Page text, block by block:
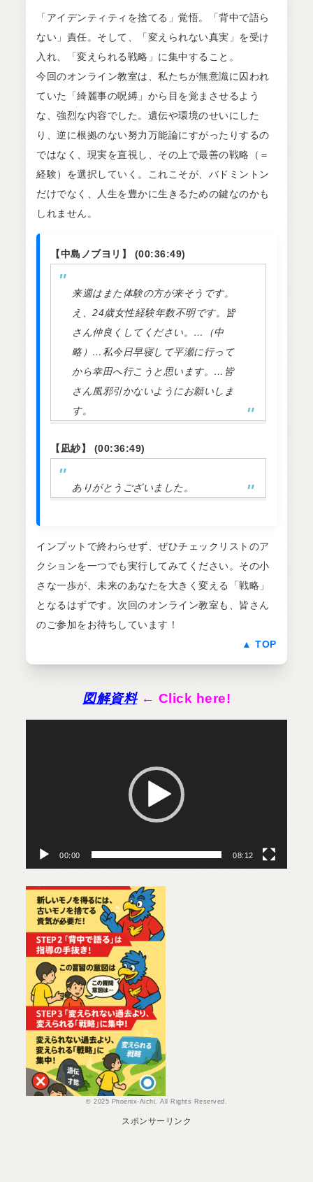
「アイデンティティを捨てる」覚悟。「背中で語ら
ない」責任。そして、「変えられない真実」を受け
入れ、「変えられる戦略」に集中すること。
今回のオンライン教室は、私たちが無意識に囚われ
ていた「綺麗事の呪縛」から目を覚まさせるよう
な、強烈な内容でした。遺伝や環境のせいにした
り、逆に根拠のない努力万能論にすがったりするの
ではなく、現実を直視し、その上で最善の戦略（＝
経験）を選択していく。これこそが、バドミントン
だけでなく、人生を豊かに生きるための鍵なのかも
しれません。
【中島ノブヨリ】 (00:36:49)
来週はまた体験の方が来そうです。
え、24歳女性経験年数不明です。皆
さん仲良くしてください。…（中
略）…私今日早寝して平瀬に行って
から幸田へ行こうと思います。…皆
さん風邪引かないようにお願いしま
す。
【凪紗】 (00:36:49)
ありがとうございました。
インプットで終わらせず、ぜひチェックリストのア
クションを一つでも実行してみてください。その小
さな一歩が、未来のあなたを大きく変える「戦略」
となるはずです。次回のオンライン教室も、皆さん
のご参加をお待ちしています！
▲ TOP
図解資料 ← Click here!
ヤ
00:00 08:12
© 2025 Phoenix-Aichi. All Rights Reserved.
スポンサーリンク